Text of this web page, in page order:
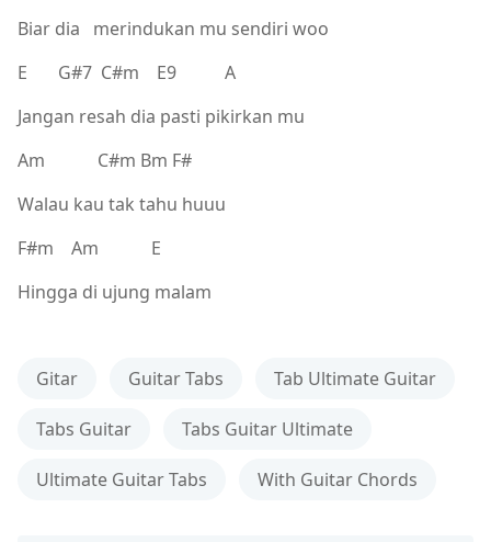
Biar dia merindukan mu sendiri woo
E G#7 C#m E9 A
Jangan resah dia pasti pikirkan mu
Am C#m Bm F#
Walau kau tak tahu huuu
F#m Am E
Hingga di ujung malam
Gitar Guitar Tabs Tab Ultimate Guitar
Tabs Guitar Tabs Guitar Ultimate
Ultimate Guitar Tabs With Guitar Chords